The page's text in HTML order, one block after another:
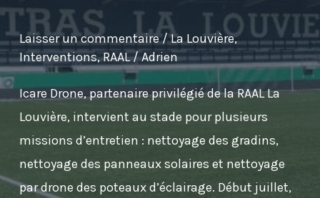
La
Louvière
Laisser un commentaire/La Louvière,
Interventions,RAAL/Adrien
Icare Drone, partenaire privilégié de la RAAL La
Louvière, intervient au stade pour plusieurs
missions d’entretien : nettoyage des gradins,
nettoyage des panneaux solaires et nettoyage
par drone des poteaux d’éclairage. Début juillet,